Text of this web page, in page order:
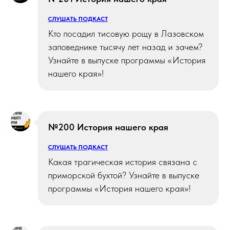
СЛУШАТЬ ПОДКАСТ
Кто посадил тисовую рощу в Лазовском
заповеднике тысячу лет назад и зачем?
Узнайте в выпуске программы «История
нашего края»!
№200 История нашего края
СЛУШАТЬ ПОДКАСТ
Какая трагическая история связана с
приморской бухтой? Узнайте в выпуске
программы «История нашего края»!